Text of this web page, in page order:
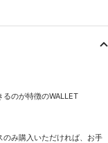
のが特徴のWALLET
み購入いただければ、お手